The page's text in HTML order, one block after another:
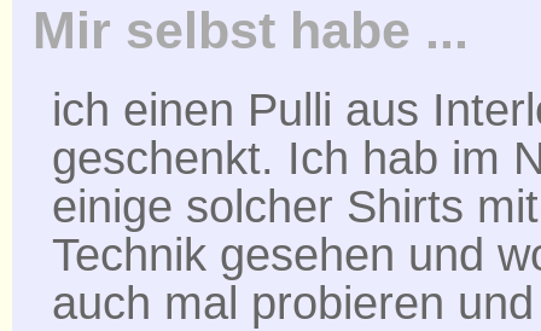
Mir selbst habe ...
ich einen Pulli aus
geschenkt. Ich hab im
einige solcher Shirts
Technik gesehen und
auch mal probieren